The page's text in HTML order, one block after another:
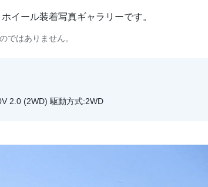
イール装着写真ギャラリーです。
ではありません。
2.0 (2WD) 駆動方式:2WD